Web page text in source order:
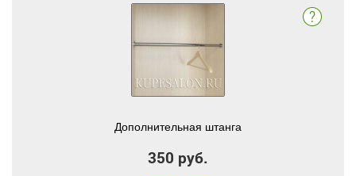
Дополнительная штанга
350 руб.